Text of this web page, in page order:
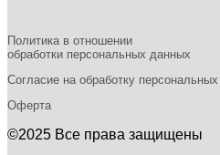
Политика в отношении
обработки персональных данных
Согласие на обработку
Оферта
©2025 Все права защищены